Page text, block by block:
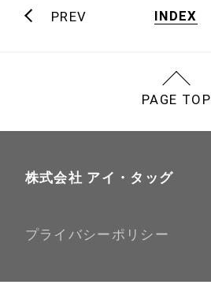
PREV INDEX
PAGE TOP
株式会社 アイ・タッグ
プライバシーポリシー